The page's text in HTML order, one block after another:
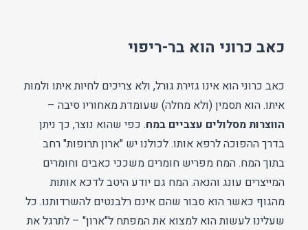
כאב כרוני הוא בר-ריפוי
כאב כרוני הוא אינו גזירת גורל, ולא צריכים לחיות איתו ולמות
איתו. הוא תסמין (ולא מחלה) שעומדת מאחוריו סיבה –
הווצרות מסלולים עצביים במח. כפי שהוא נוצר, כך ניתן
בדרך ההפוכה לרפא אותו. לכולנו יש "ארון תרופות" רחב
בתוך המח. המח מפריש חומרים משככי כאבים וחומרים
המייצרים עונג והנאה. המח גם יודע היטב לדכא אותות
מהגוף כאשר הוא סבור שהם אינם רלבנטים להשרדותנו. כל
שעלינו לעשות הוא למצוא את המפתח ל"ארון" – לתרגל את